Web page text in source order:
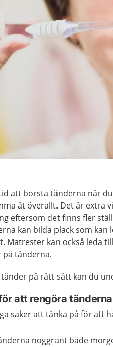
att borsta tänderna när
åt överallt. Det är extra
eftersom det finns fler
kan bilda plack som
Matrester kan också leda
på tänderna.
på rätt sätt kan du
att rengöra tänderna
saker att tänka på för att
noggrant både